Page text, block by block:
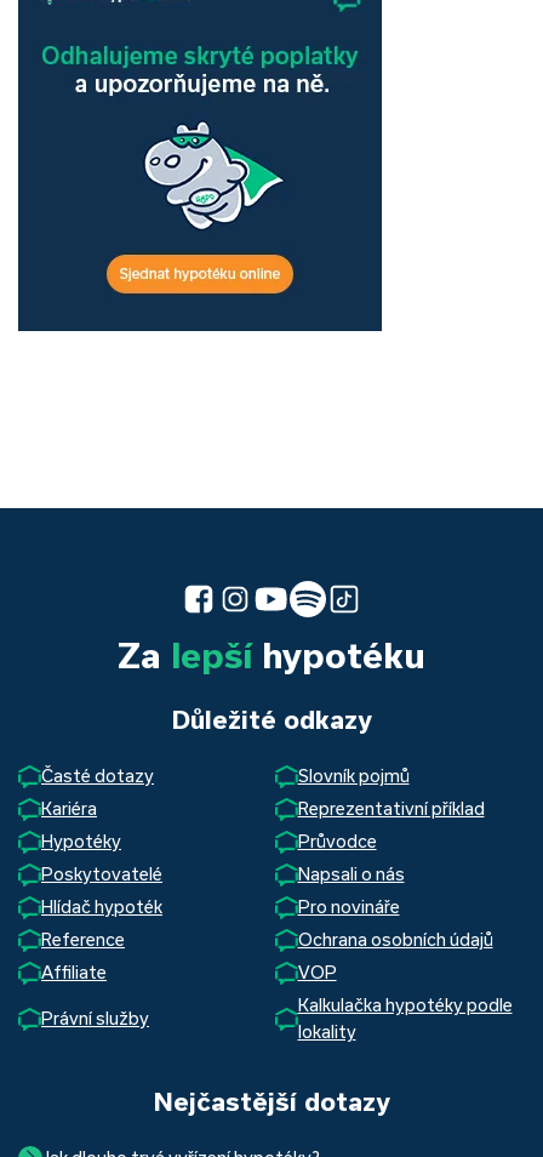
Za lepšíhypotéku
Důležité odkazy
Časté dotazy
Slovník pojmů
Kariéra
Reprezentativní příklad
Hypotéky
Průvodce
Poskytovatelé
Napsali o nás
Hlídač hypoték
Pro novináře
Reference
Ochrana osobních údajů
Affiliate
VOP
Právní služby
Kalkulačka hypotéky podle
lokality
Nejčastější dotazy